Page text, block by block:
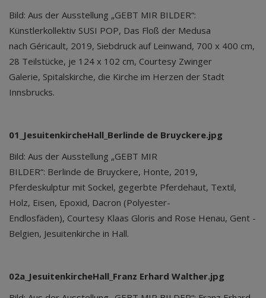
Bild: Aus der Ausstellung „GEBT MIR BILDER“:
Künstlerkollektiv SUSI POP, Das Floß der Medusa
nach Géricault, 2019, Siebdruck auf Leinwand, 700 x 400 cm,
28 Teilstücke, je 124 x 102 cm, Courtesy Zwinger
Galerie, Spitalskirche, die Kirche im Herzen der Stadt
Innsbrucks.
01_JesuitenkircheHall_Berlinde de Bruyckere.jpg
Bild: Aus der Ausstellung „GEBT MIR
BILDER“: Berlinde de Bruyckere, Honte, 2019,
Pferdeskulptur mit Sockel, gegerbte Pferdehaut, Textil,
Holz, Eisen, Epoxid, Dacron (Polyester-
Endlosfäden), Courtesy Klaas Gloris and Rose Henau, Gent -
Belgien, Jesuitenkirche in Hall.
02a_JesuitenkircheHall_Franz Erhard Walther.jpg